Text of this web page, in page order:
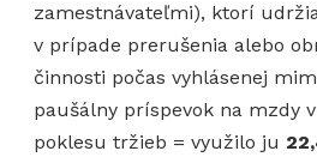
zamestnávateľmi), ktorí
v prípade prerušenia alebo
činnosti počas vyhlásenej
paušálny príspevok na mzdy
poklesu tržieb = využilo ju